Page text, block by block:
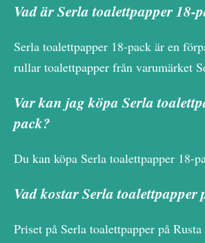
Vad är Serla toalettpapper 18-
Serla toalettpapper 18-pack är en
rullar toalettpapper från varumärket
Var kan jag köpa Serla
pack?
Du kan köpa Serla toalettpapper 18-
Vad kostar Serla toalettpapper
Priset på Serla toalettpapper på